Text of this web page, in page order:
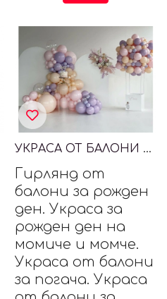
УКРАСА ОТ БАЛОНИ И СУХИ ЦВЕТЯ
Гирлянд от
балони за рожден
ден. Украса за
рожден ден на
момиче и момче.
Украса от балони
за погача. Украса